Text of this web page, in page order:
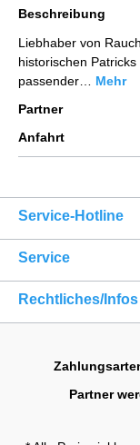
Beschreibung
Liebhaber von
historischen
passender… Mehr
Partner
Anfahrt
Service-Hotline
Service
Rechtliches/Infos
Partner